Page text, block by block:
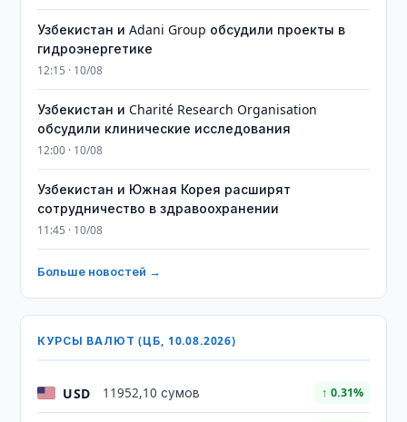
Узбекистан и Adani Group обсудили проекты в
гидроэнергетике
12:15 · 10/08
Узбекистан и Charité Research Organisation
обсудили клинические исследования
12:00 · 10/08
Узбекистан и Южная Корея расширят
сотрудничество в здравоохранении
11:45 · 10/08
Больше новостей →
КУРСЫ ВАЛЮТ (ЦБ, 10.08.2026)
USD 11952,10 сумов ↑ 0.31%